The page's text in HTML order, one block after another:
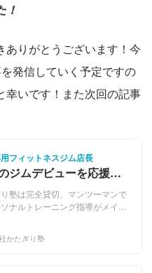
！
ありがとうございます！今
発信していく予定ですの
幸いです！また次回の記事
フィットネスジム店長
ジムデビューを応援！
用24時間ジムの店長を
塾は完全貸切、マンツーマンで
ナルトレーニング指導がメイン
て頂くために、高品質ながらも
かたぎり塾